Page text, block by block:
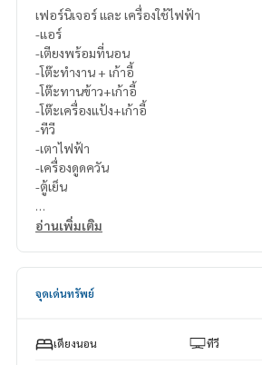
เฟอร์นิเจอร์ และ เครื่องใช้ไฟฟ้า
-แอร์
-เตียงพร้อมที่นอน
-โต๊ะทำงาน + เก้าอี้
-โต๊ะทานข้าว+เก้าอี้
-โต๊ะเครื่องแป้ง+เก้าอี้
-ทีวี
-เตาไฟฟ้า
-เครื่องดูดควัน
-ตู้เย็น
สนใจติดต่อ Line ID : @p2nproperty (มี @
แอดมิน094-549-4104
* มีห้องให้เลือกมากมายจากหลายโครงการ
อ่านเพิ่มเติม
จุดเด่นทรัพย์
เตียงนอน ทีวี